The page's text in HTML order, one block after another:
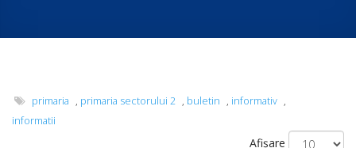
primaria , primaria sectorului 2 , buletin , informativ ,
informatii
Afișare